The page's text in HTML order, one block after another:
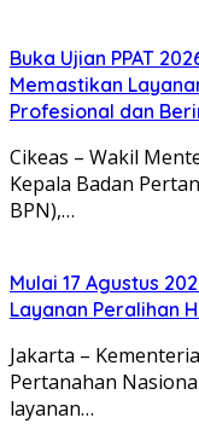
Buka Ujian PPAT
Memastikan
Profesional dan
Cikeas – Wakil
Kepala Badan
BPN),…
Mulai 17 Agustus
Layanan Peralihan
Jakarta –
Pertanahan
layanan…